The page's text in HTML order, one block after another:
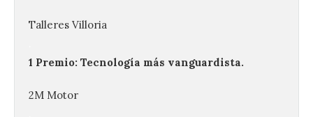
Talleres Villoria
1 Premio: Tecnología más vanguardista.
2M Motor